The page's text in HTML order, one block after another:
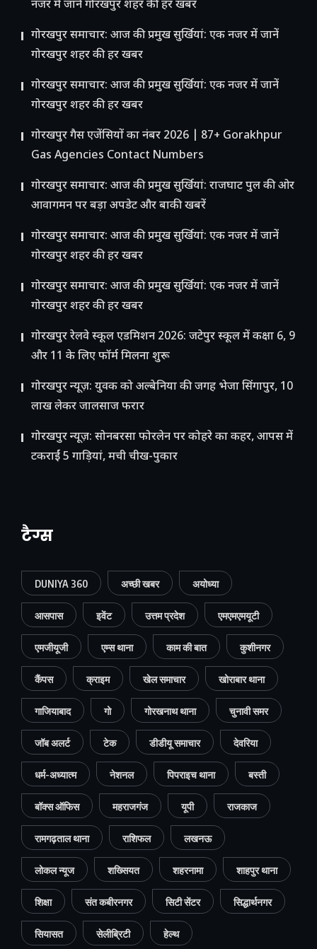
नजर में जानें गोरखपुर शहर की हर खबर
गोरखपुर समाचार: आज की प्रमुख सुर्खियां: एक नजर में जानें
गोरखपुर शहर की हर खबर
गोरखपुर समाचार: आज की प्रमुख सुर्खियां: एक नजर में जानें
गोरखपुर शहर की हर खबर
गोरखपुर गैस एजेंसियों का नंबर 2026 | 87+ Gorakhpur
Gas Agencies Contact Numbers
गोरखपुर समाचार: आज की प्रमुख सुर्खियां: राजघाट पुल की ओर
आवागमन पर बड़ा अपडेट और बाकी खबरें
गोरखपुर समाचार: आज की प्रमुख सुर्खियां: एक नजर में जानें
गोरखपुर शहर की हर खबर
गोरखपुर समाचार: आज की प्रमुख सुर्खियां: एक नजर में जानें
गोरखपुर शहर की हर खबर
गोरखपुर रेलवे स्कूल एडमिशन 2026: जटेपुर स्कूल में कक्षा 6, 9
और 11 के लिए फॉर्म मिलना शुरू
गोरखपुर न्यूज़: युवक को अल्बेनिया की जगह भेजा सिंगापुर, 10
लाख लेकर जालसाज फरार
गोरखपुर न्यूज़: सोनबरसा फोरलेन पर कोहरे का कहर, आपस में
टकराईं 5 गाड़ियां, मची चीख-पुकार
टैग्स
DUNIYA 360 अच्छी खबर अयोध्या
आसपास इवेंट उत्तम प्रदेश एमएमएमयूटी
एमजीयूजी एम्स थाना काम की बात कुशीनगर
कैंपस क्राइम खेल समाचार खोराबार थाना
गाजियाबाद गो गोरखनाथ थाना चुनावी समर
जॉब अलर्ट टेक डीडीयू समाचार देवरिया
धर्म-अध्यात्म नेशनल पिपराइच थाना बस्ती
बॉक्स ऑफिस महराजगंज यूपी राजकाज
रामगढ़ताल थाना राशिफल लखनऊ
लोकल न्यूज शख्सियत शहरनामा शाहपुर थाना
शिक्षा संत कबीरनगर सिटी सेंटर सिद्धार्थनगर
सियासत सेलीब्रिटी हेल्थ